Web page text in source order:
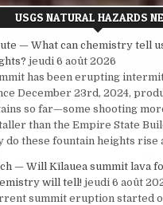
USGS NATURAL HAZARDS
— What can chemistry tell
jeudi 6 août 2026
has been erupting
December 23rd, 2024,
so far—some shooting
than the Empire State
do these fountain heights rise
— Will Kīlauea summit lava
will tell! jeudi 6 août
summit eruption started